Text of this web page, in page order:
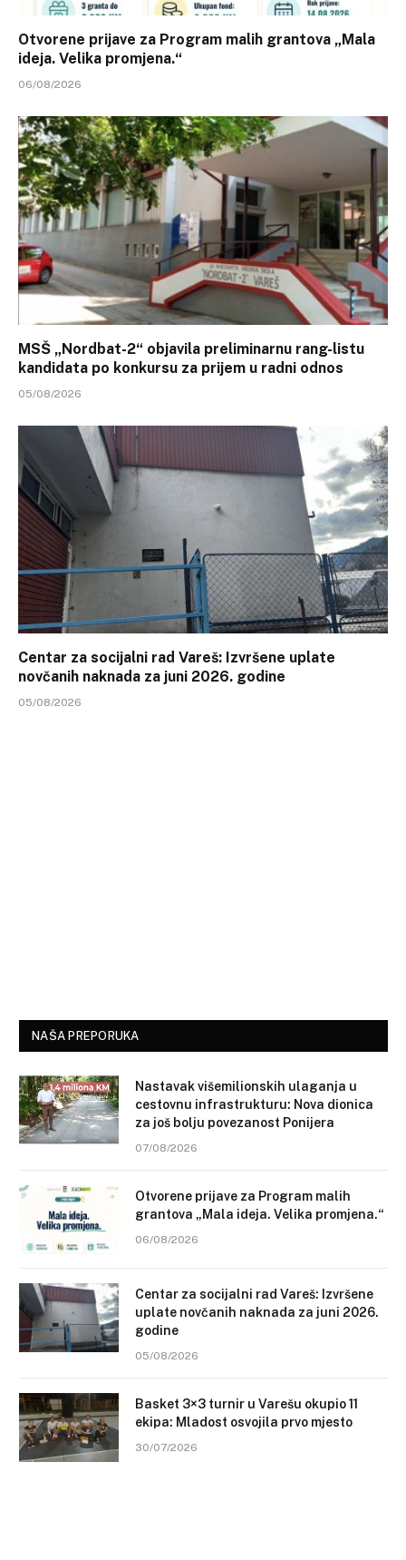
Otvorene prijave za Program malih grantova „Mala
ideja. Velika promjena.“
06/08/2026
MSŠ „Nordbat-2“ objavila preliminarnu rang-listu
kandidata po konkursu za prijem u radni odnos
05/08/2026
Centar za socijalni rad Vareš: Izvršene uplate
novčanih naknada za juni 2026. godine
05/08/2026
NAŠA PREPORUKA
Nastavak višemilionskih ulaganja u
cestovnu infrastrukturu: Nova dionica
za još bolju povezanost Ponijera
07/08/2026
Otvorene prijave za Program malih
grantova „Mala ideja. Velika promjena.“
06/08/2026
Centar za socijalni rad Vareš: Izvršene
uplate novčanih naknada za juni 2026.
godine
05/08/2026
Basket 3×3 turnir u Varešu okupio 11
ekipa: Mladost osvojila prvo mjesto
30/07/2026